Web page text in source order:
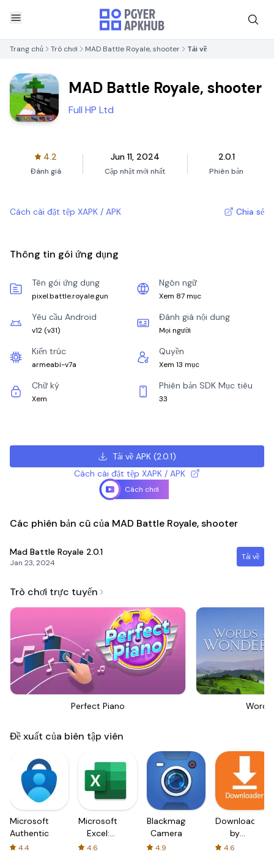
Trang chủ Trò chơi MAD Battle Royale, shooter Tải về
MAD Battle Royale, shooter
Full HP Ltd
4.2
Đánh giá
Jun 11, 2024
Cập nhật mới nhất
2.0.1
Phiên bản
Cách cài đặt tệp XAPK / APK Chia sẻ
Thông tin gói ứng dụng
Tên gói ứng dụng
pixel.battle.royale.gun
Ngôn ngữ
Xem 87 mục
Yêu cầu Android
v12 (v31)
Đánh giá nội dung
Mọi người
Kiến trúc
armeabi-v7a
Quyền
Xem 13 mục
Chữ ký
Xem
Phiên bản SDK Mục tiêu
33
Tải về APK(2.0.1)
Cách cài đặt tệp XAPK / APK
Cách chơi
Các phiên bản cũ của MAD Battle Royale, shooter
Mad Battle Royale 2.0.1
Jan 23, 2024
Tải về
Trò chơi trực tuyến
Perfect Piano
Đề xuất của biên tập viên
Microsoft
Authenticator
4.4
Microsoft
Excel:
Spreadsheets
4.6
Blackmagic
Camera
4.9
Downloader
by
AFTVnews
4.6